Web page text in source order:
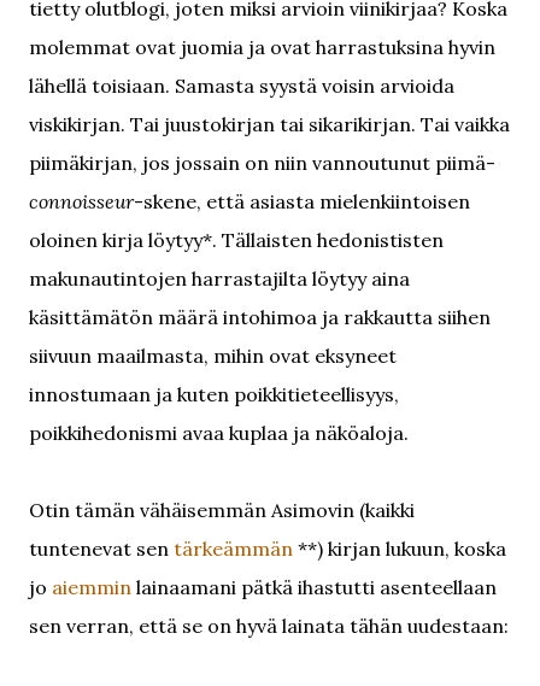
tietty olutblogi, joten miksi arvioin viinikirjaa? Koska
molemmat ovat juomia ja ovat harrastuksina hyvin
lähellä toisiaan. Samasta syystä voisin arvioida
viskikirjan. Tai juustokirjan tai sikarikirjan. Tai vaikka
piimäkirjan, jos jossain on niin vannoutunut piimä-
connoisseur-skene, että asiasta mielenkiintoisen
oloinen kirja löytyy*. Tällaisten hedonististen
makunautintojen harrastajilta löytyy aina
käsittämätön määrä intohimoa ja rakkautta siihen
siivuun maailmasta, mihin ovat eksyneet
innostumaan ja kuten poikkitieteellisyys,
poikkihedonismi avaa kuplaa ja näköaloja.
Otin tämän vähäisemmän Asimovin (kaikki
tuntenevat sen tärkeämmän **) kirjan lukuun, koska
jo aiemmin lainaamani pätkä ihastutti asenteellaan
sen verran, että se on hyvä lainata tähän uudestaan: